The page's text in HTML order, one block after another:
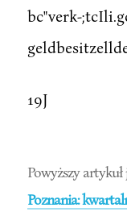
bc"verk-
19J
Powyższy
Poznania: